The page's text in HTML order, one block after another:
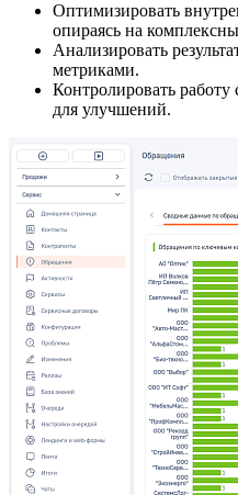
Оптимизировать
опираясь на
Анализировать
метриками.
Контролировать
для улучшений.